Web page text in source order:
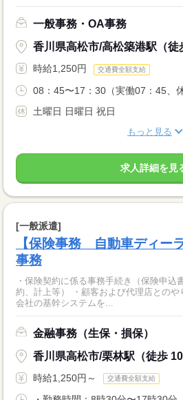
一般事務・OA事務
香川県高松市/高松築港駅（徒
時給1,250円 交通費全額支給
08：45〜17：30（実働07：45、
土曜日 日曜日 祝日
もっと見る
求人詳細を見
[一般派遣]
【保険事務 自動車ディー
事務
・保険契約に係る事務手続き（保険申込
約、計上等） ・顧客および代理店とのや
会社の基幹システムを...
金融事務（生保・損保）
香川県高松市/栗林駅（徒歩 10
時給1,250円～ 交通費全額支給